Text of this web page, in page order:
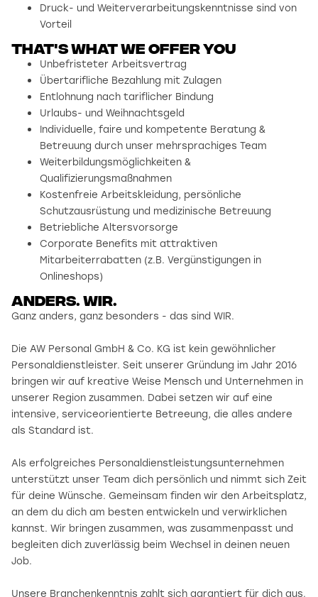
Druck- und Weiterverarbeitungskenntnisse sind von
Vorteil
That's what we offer you
Unbefristeter Arbeitsvertrag
Übertarifliche Bezahlung mit Zulagen
Entlohnung nach tariflicher Bindung
Urlaubs- und Weihnachtsgeld
Individuelle, faire und kompetente Beratung &
Betreuung durch unser mehrsprachiges Team
Weiterbildungsmöglichkeiten &
Qualifizierungsmaßnahmen
Kostenfreie Arbeitskleidung, persönliche
Schutzausrüstung und medizinische Betreuung
Betriebliche Altersvorsorge
Corporate Benefits mit attraktiven
Mitarbeiterrabatten (z.B. Vergünstigungen in
Onlineshops)
Anders. wir.
Ganz anders, ganz besonders - das sind WIR.
Die AW Personal GmbH & Co. KG ist kein gewöhnlicher
Personaldienstleister. Seit unserer Gründung im Jahr 2016
bringen wir auf kreative Weise Mensch und Unternehmen in
unserer Region zusammen. Dabei setzen wir auf eine
intensive, serviceorientierte Betreeung, die alles andere
als Standard ist.
Als erfolgreiches Personaldienstleistungsunternehmen
unterstützt unser Team dich persönlich und nimmt sich Zeit
für deine Wünsche. Gemeinsam finden wir den Arbeitsplatz,
an dem du dich am besten entwickeln und verwirklichen
kannst. Wir bringen zusammen, was zusammenpasst und
begleiten dich zuverlässig beim Wechsel in deinen neuen
Job.
Unsere Branchenkenntnis zahlt sich garantiert für dich aus.